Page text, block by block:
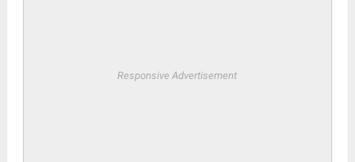
Responsive Advertisement